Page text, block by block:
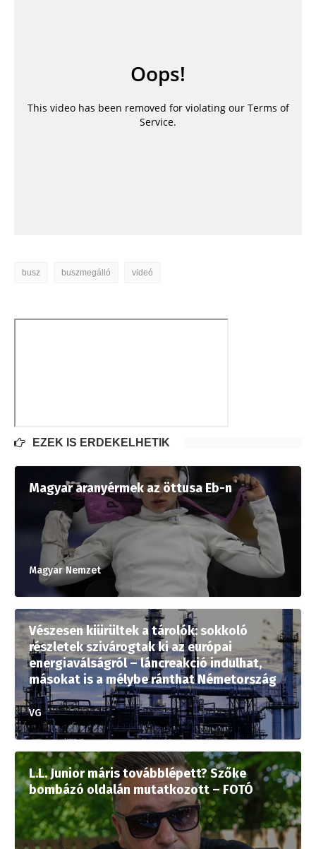
busz buszmegálló videó
EZEK IS ÉRDEKELHETIK
Magyar aranyérmek az öttusa Eb-n
Magyar Nemzet
Vészesen kiürültek a tárolók: sokkoló
részletek szivárogtak ki az európai
energiaválságról – láncreakció indulhat,
másokat is a mélybe ránthat Németország
VG
L.L. Junior máris továbblépett? Szőke
bombázó oldalán mutatkozott – FOTÓ